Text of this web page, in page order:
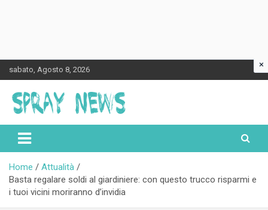
to
content
sabato, Agosto 8, 2026
Spraynews.it
Home
Attualità
Basta regalare soldi al giardiniere: con questo trucco risparmi e
i tuoi vicini moriranno d’invidia
×